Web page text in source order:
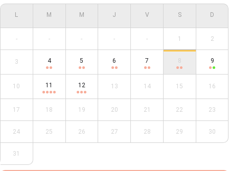
- - - - - 1 2
3 4 5 6 7 8 9
10 11 12 13 14 15 16
17 18 19 20 21 22 23
24 25 26 27 28 29 30
31